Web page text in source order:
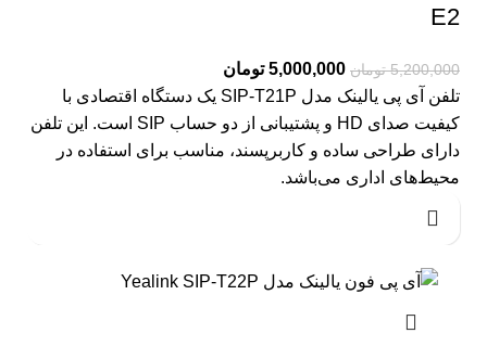
E2
5,200,000 تومان 5,000,000 تومان
تلفن آی پی یالینک مدل SIP-T21P یک دستگاه اقتصادی با
کیفیت صدای HD و پشتیبانی از دو حساب SIP است. این تلفن
دارای طراحی ساده و کاربرپسند، مناسب برای استفاده در
محیط‌های اداری می‌باشد.